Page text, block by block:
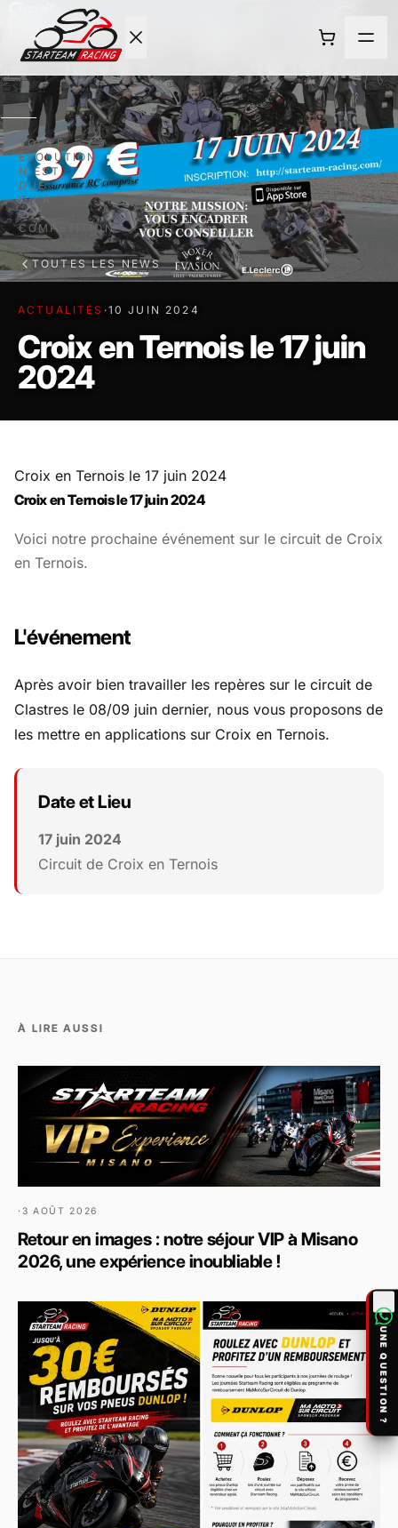
ACCUEIL
ROULAGE
NEWS
L'ECURIE
BOUTIQUE
CONTACT
TOUTE
ÉVOLUTION
N'EST
DUE
QU'À
LA
COMPÉTITION.
TOUTES LES NEWS
ACTUALITÉS ·10 JUIN 2024
Croix en Ternois le 17 juin
2024
Croix en Ternois le 17 juin 2024
Croix en Ternois le 17 juin 2024
Voici notre prochaine événement sur le circuit de Croix
en Ternois.
L'événement
Après avoir bien travailler les repères sur le circuit de
Clastres le 08/09 juin dernier, nous vous proposons de
les mettre en applications sur Croix en Ternois.
Date et Lieu
17 juin 2024
Circuit de Croix en Ternois
À LIRE AUSSI
· 3 AOÛT 2026
Retour en images : notre séjour VIP à Misano
2026, une expérience inoubliable !
UNE QUESTION ?